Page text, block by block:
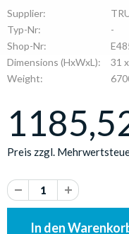
Supplier:
Typ-Nr:
-
Shop-Nr:
Dimensions (HxWxL):
31
Weight:
Preis zzgl.